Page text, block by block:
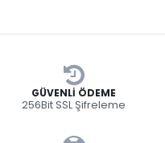
GÜVENLI ÖDEME
256Bit SSL Şifreleme